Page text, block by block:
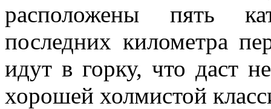
расположены пять
последних километра
идут в горку, что даст
хорошей холмистой